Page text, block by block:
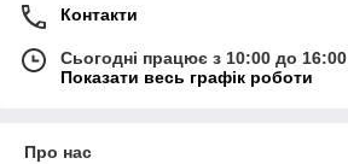
Контакти
Сьогодні працює з 10:00 до 16:00
Показати весь графік роботи
Про нас